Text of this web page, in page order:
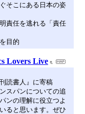
そこにある日本の姿
責任を逃れる「責任
目的
Lovers Live
読書人』に寄稿
スパンについての追
ンの理解に役立つよ
ると思います。ぜひ